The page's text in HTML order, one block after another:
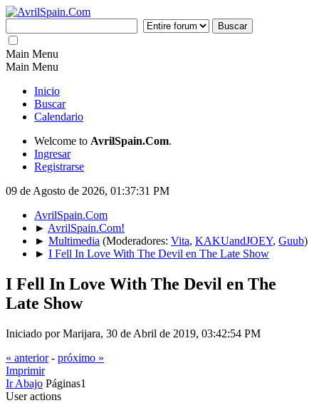
Main Menu
Main Menu
Inicio
Buscar
Calendario
Welcome to AvrilSpain.Com.
Ingresar
Registrarse
09 de Agosto de 2026, 01:37:31 PM
AvrilSpain.Com
► AvrilSpain.Com!
► Multimedia (Moderadores: Vita, KAKUandJOEY, Guub)
► I Fell In Love With The Devil en The Late Show
I Fell In Love With The Devil en The
Late Show
Iniciado por Marijara, 30 de Abril de 2019, 03:42:54 PM
« anterior- próximo »
Imprimir
Ir Abajo Páginas1
User actions